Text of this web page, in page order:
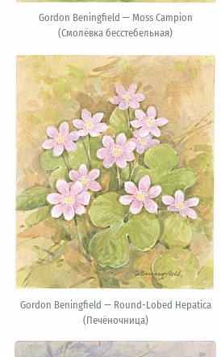
Gordon Beningfield — Moss Campion
(Смолёвка бесстебельная)
Gordon Beningfield — Round-Lobed Hepatica
(Печёночница)